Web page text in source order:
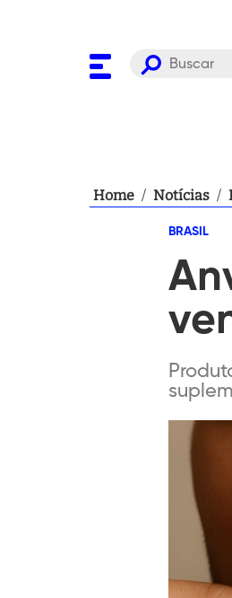
Home / Notícias /
BRASIL